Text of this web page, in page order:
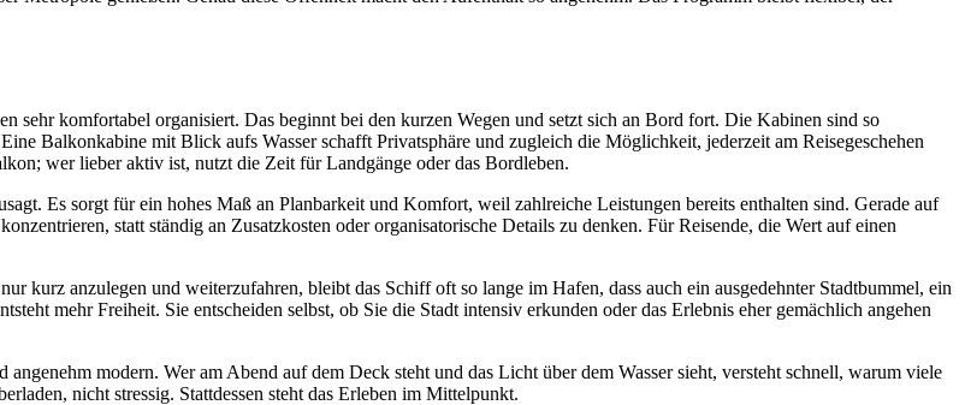
sehr komfortabel organisiert. Das beginnt bei den kurzen Wegen und setzt sich an Bord fort. Die Kabinen sind so
Balkonkabine mit Blick aufs Wasser schafft Privatsphäre und zugleich die Möglichkeit, jederzeit am Reisegeschehen
wer lieber aktiv ist, nutzt die Zeit für Landgänge oder das Bordleben.
Es sorgt für ein hohes Maß an Planbarkeit und Komfort, weil zahlreiche Leistungen bereits enthalten sind. Gerade auf
statt ständig an Zusatzkosten oder organisatorische Details zu denken. Für Reisende, die Wert auf einen
kurz anzulegen und weiterzufahren, bleibt das Schiff oft so lange im Hafen, dass auch ein ausgedehnter Stadtbummel, ein
mehr Freiheit. Sie entscheiden selbst, ob Sie die Stadt intensiv erkunden oder das Erlebnis eher gemächlich angehen
modern. Wer am Abend auf dem Deck steht und das Licht über dem Wasser sieht, versteht schnell, warum viele
nicht stressig. Stattdessen steht das Erleben im Mittelpunkt.